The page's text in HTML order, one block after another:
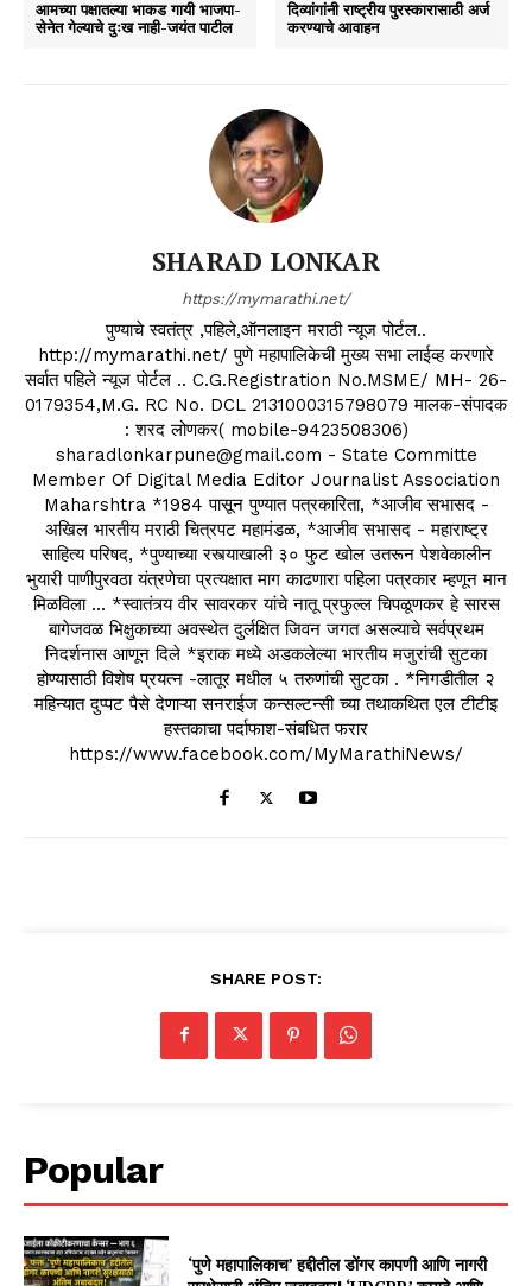
आमच्या पक्षातल्या भाकड गायी भाजपा-
सेनेत गेल्याचे दुःख नाही-जयंत पाटील
दिव्यांगांनी राष्ट्रीय पुरस्कारासाठी अर्ज
करण्याचे आवाहन
SHARAD LONKAR
https://mymarathi.net/
पुण्याचे स्वतंत्र ,पहिले,ऑनलाइन मराठी न्यूज पोर्टल..
http://mymarathi.net/ पुणे महापालिकेची मुख्य सभा लाईव्ह करणारे
सर्वात पहिले न्यूज पोर्टल .. C.G.Registration No.MSME/ MH- 26-
0179354,M.G. RC No. DCL 2131000315798079 मालक-संपादक
: शरद लोणकर( mobile-9423508306)
sharadlonkarpune@gmail.com - State Committe
Member Of Digital Media Editor Journalist Association
Maharshtra *1984 पासून पुण्यात पत्रकारिता, *आजीव सभासद -
अखिल भारतीय मराठी चित्रपट महामंडळ, *आजीव सभासद - महाराष्ट्र
साहित्य परिषद, *पुण्याच्या रस्त्याखाली ३० फुट खोल उतरून पेशवेकालीन
भुयारी पाणीपुरवठा यंत्रणेचा प्रत्यक्षात माग काढणारा पहिला पत्रकार म्हणून मान
मिळविला ... *स्वातंत्र्य वीर सावरकर यांचे नातू प्रफुल्ल चिपळूणकर हे सारस
बागेजवळ भिक्षुकाच्या अवस्थेत दुर्लक्षित जिवन जगत असल्याचे सर्वप्रथम
निदर्शनास आणून दिले *इराक मध्ये अडकलेल्या भारतीय मजुरांची सुटका
होण्यासाठी विशेष प्रयत्न -लातूर मधील ५ तरुणांची सुटका . *निगडीतील २
महिन्यात दुप्पट पैसे देणाऱ्या सनराईज कन्सल्टन्सी च्या तथाकथित एल टीटीइ
हस्तकाचा पर्दाफाश-संबधित फरार
https://www.facebook.com/MyMarathiNews/
SHARE POST:
Popular
‘पुणे महापालिकाच’ हद्दीतील डोंगर कापणी आणि नागरी